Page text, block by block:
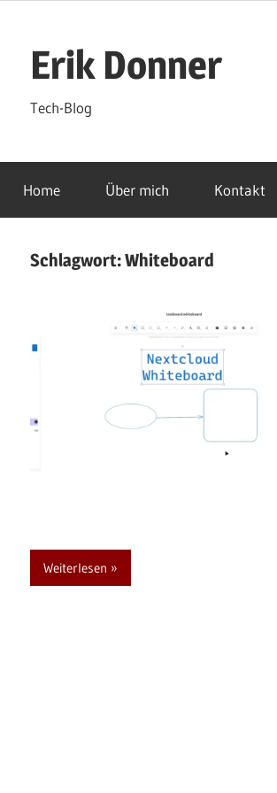
springenErik Donner
Tech-Blog
Home Über mich Kontakt
Schlagwort:Whiteboard
Weiterlesen